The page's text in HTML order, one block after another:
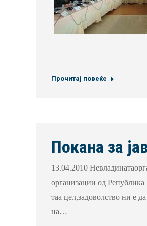
Прочитај повеќе
Покана за
13.04.2010
организации од
таа цел,задоволство ни е
на…